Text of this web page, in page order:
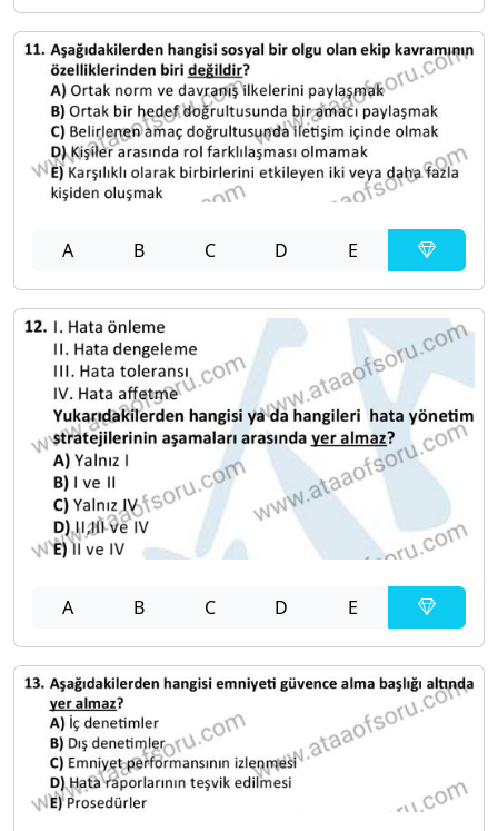
A B C D E
A B C D E